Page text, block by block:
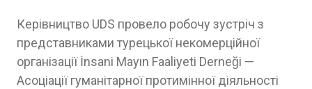
Керівництво UDS провело робочу зустріч з
представниками турецької некомерційної
організації İnsani Mayın Faaliyeti Derneği —
Асоціації гуманітарної протимінної діяльності